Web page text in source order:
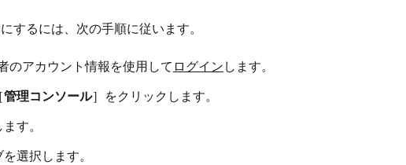
するには、次の手順に従います。
のアカウント情報を使用して ログイン します。
管理コンソール］をクリックします。
す。
選択します。